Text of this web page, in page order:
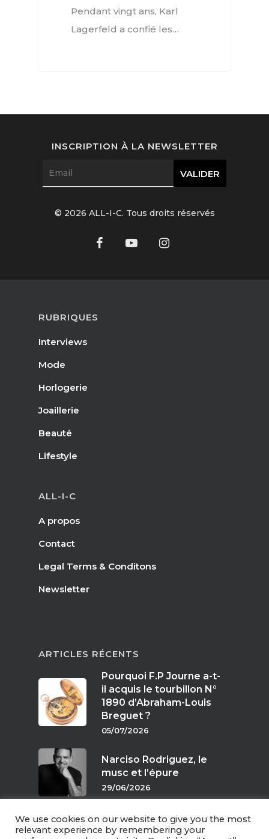
Pendant vingt ans, Karl
Lagerfeld a confié les…
RUBRIQUES
Interviews
Mode
Horlogerie
Joaillerie
Beauté
Lifestyle
ALL-I-C
A propos
Contact
Legal Terms & Conditons
Newsletter
ARTICLES RÉCENTS
Pourquoi F.P Journe a-t-
il acquis le tourbillon N°
1890 d’Abraham-Louis
Breguet ?
05/07/2026
Narciso Rodriguez, le
musc et l’épure
29/06/2026
Parfums de crépuscule
INSCRIPTION À LA NEWSLETTER
© 2026 ALL-I-C. Tous droits réservés
Horlogerie
Joaillerie
Arts
Goûts
FR
EN
We use cookies on our website to give you the most
relevant experience by remembering your